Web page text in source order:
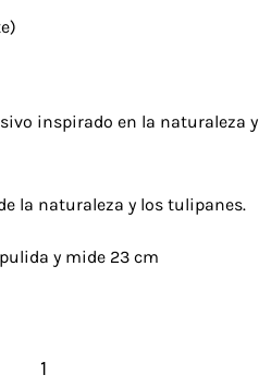
inspirado en la naturaleza y
la naturaleza y los tulipanes.
y mide 23 cm